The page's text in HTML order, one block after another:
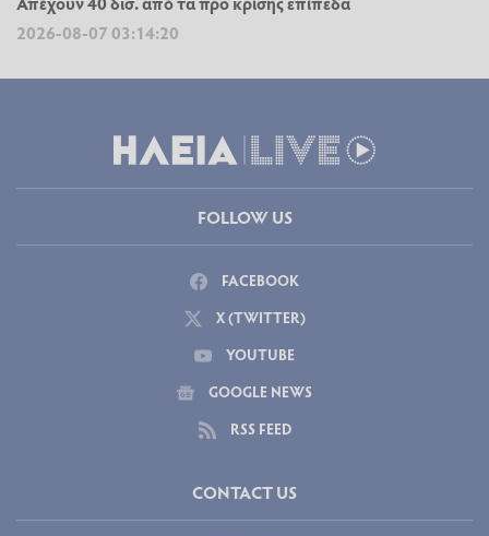
2026-08-07 03:14:20
FOLLOW US
FACEBOOK
X (TWITTER)
YOUTUBE
GOOGLE NEWS
RSS FEED
CONTACT US